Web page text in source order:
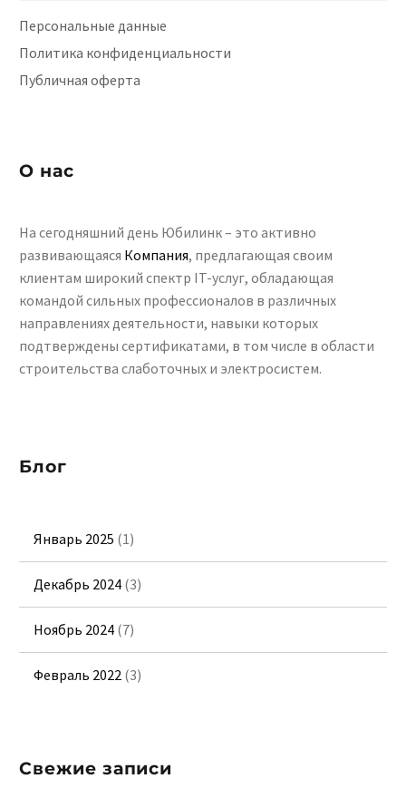
Персональные данные
Политика конфиденциальности
Публичная оферта
О нас
На сегодняшний день Юбилинк – это активно
развивающаяся Компания, предлагающая своим
клиентам широкий спектр IT-услуг, обладающая
командой сильных профессионалов в различных
направлениях деятельности, навыки которых
подтверждены сертификатами, в том числе в области
строительства слаботочных и электросистем.
Блог
Январь 2025 (1)
Декабрь 2024 (3)
Ноябрь 2024 (7)
Февраль 2022 (3)
Свежие записи